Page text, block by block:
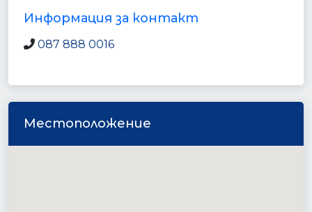
Информация за контакт
087 888 0016
Местоположение